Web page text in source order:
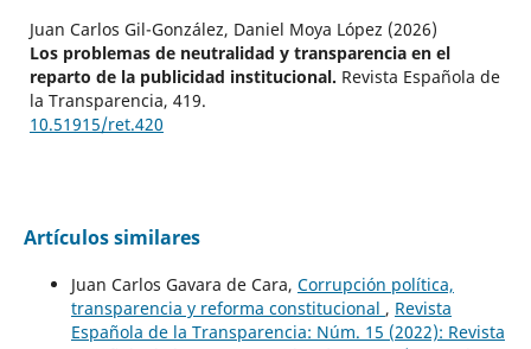
Juan Carlos Gil-González, Daniel Moya López (2026)
Los problemas de neutralidad y transparencia en el
reparto de la publicidad institucional. Revista Española de
la Transparencia, 419.
10.51915/ret.420
Artículos similares
Juan Carlos Gavara de Cara, Corrupción política,
transparencia y reforma constitucional , Revista
Española de la Transparencia: Núm. 15 (2022): Revista